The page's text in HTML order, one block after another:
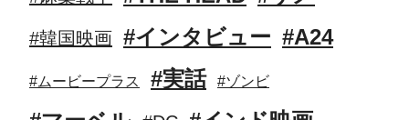
#韓国映画 #インタビュー #A24
#ムービープラス #実話 #ゾンビ